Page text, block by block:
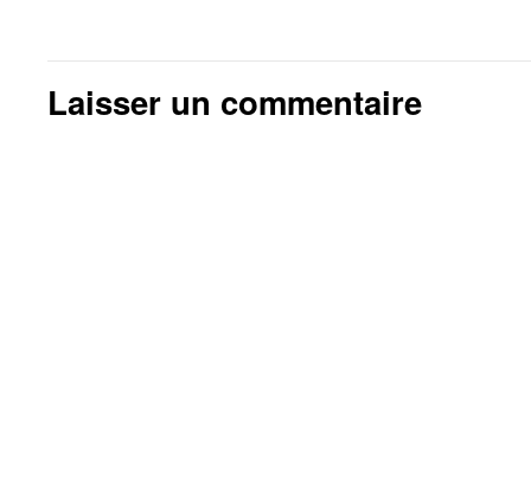
Laisser un commentaire